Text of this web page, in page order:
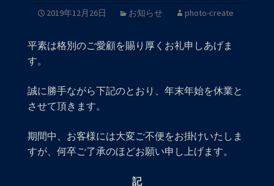
2019年12月26日 お知らせ photo-create
平素は格別のご愛顧を賜り厚くお礼申しあげま
す。
誠に勝手ながら下記のとおり、年末年始を休業と
させて頂きます。
期間中、お客様には大変ご不便をお掛けいたしま
すが、何卒ご了承のほどお願い申し上げます。
記